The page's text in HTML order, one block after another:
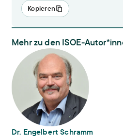
Kopieren
Mehr zu den ISOE-
Dr. Engelbert Schramm
Dr. Engelbert Schramm